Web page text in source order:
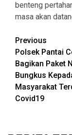
benteng
masa akan
Post
Previous
Polsek Pantai
Bagikan Paket
Bungkus
Masyarakat
Covid19